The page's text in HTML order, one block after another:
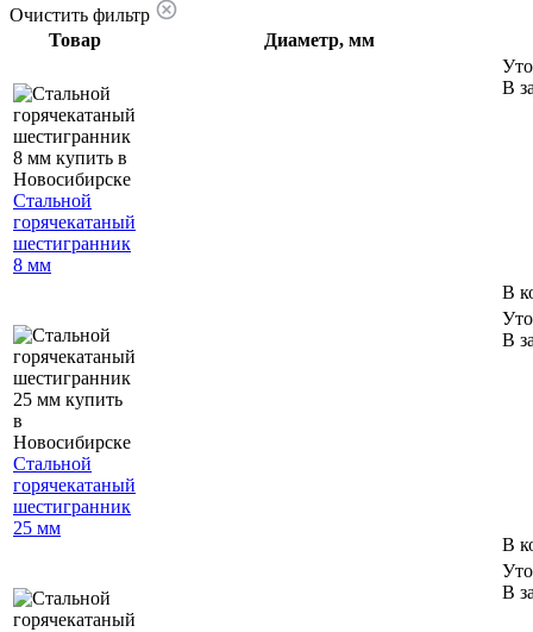
Очистить фильтр
Товар
Диаметр, мм
Стальной
горячекатаный
шестигранник
8 мм
В
В
Стальной
горячекатаный
шестигранник
25 мм
В
В
В